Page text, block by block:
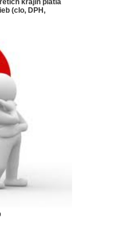
krajín platia
(clo, DPH,